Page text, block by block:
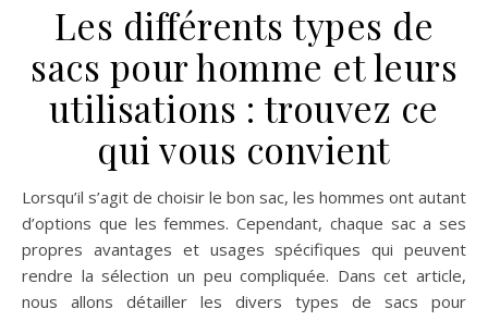
Les différents types de
sacs pour homme et leurs
utilisations : trouvez ce
qui vous convient
Lorsqu’il s’agit de choisir le bon sac, les hommes ont autant
d’options que les femmes. Cependant, chaque sac a ses
propres avantages et usages spécifiques qui peuvent
rendre la sélection un peu compliquée. Dans cet article,
nous allons détailler les divers types de sacs pour